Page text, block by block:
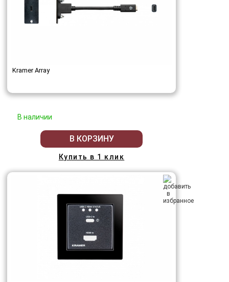
Kramer Array
В наличии
В КОРЗИНУ
Купить в 1 клик